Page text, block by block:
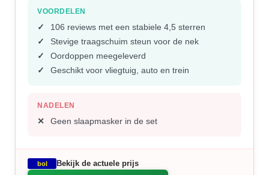
VOORDELEN
106 reviews met een stabiele 4,5 sterren
Stevige traagschuim steun voor de nek
Oordoppen meegeleverd
Geschikt voor vliegtuig, auto en trein
NADELEN
Geen slaapmasker in de set
bol Bekijk de actuele prijs